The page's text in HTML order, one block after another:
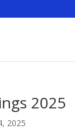
2025
2025